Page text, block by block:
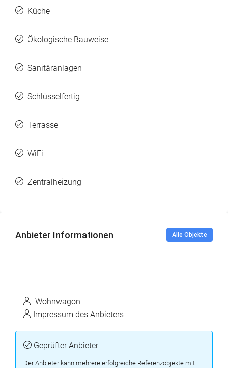
Küche
Ökologische Bauweise
Sanitäranlagen
Schlüsselfertig
Terrasse
WiFi
Zentralheizung
Anbieter Informationen Alle Objekte
Wohnwagon
Impressum des Anbieters
Geprüfter Anbieter
Der Anbieter kann mehrere erfolgreiche Referenzobjekte mit